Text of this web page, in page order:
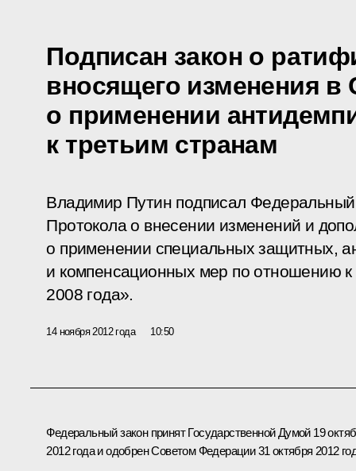
Подписан закон о
вносящего изменения в
о применении
к третьим странам
Владимир Путин подписал
Протокола о внесении изменений и
о применении специальных защитных,
и компенсационных мер по отношению к
2008 года».
14 ноября 2012 года 10:50
Федеральный закон принят Государственной Думой 19
2012 года и одобрен Советом Федерации 31 октября 2012